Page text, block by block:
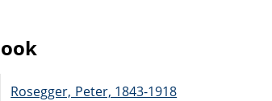
Rosegger, Peter, 1843-1918